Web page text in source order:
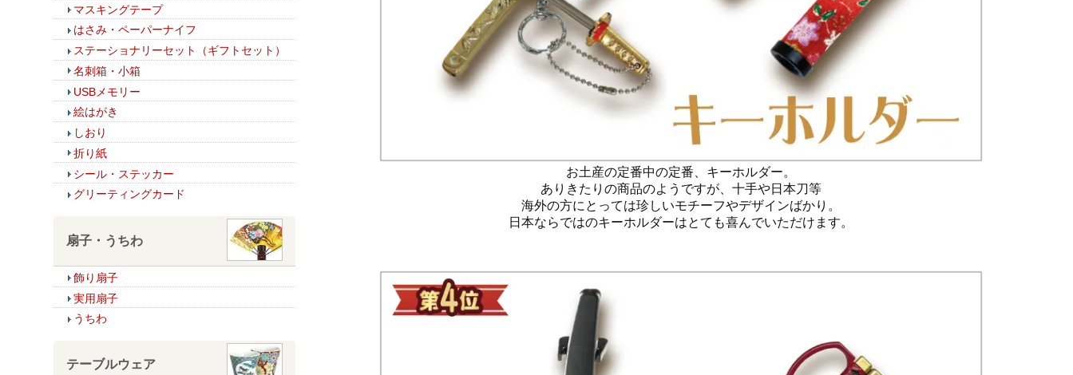
お土産の定番中の定番、キーホルダー。
ありきたりの商品のようですが、十手や日本刀等
海外の方にとっては珍しいモチーフやデザインばかり。
日本ならではのキーホルダーはとても喜んでいただけます。
マスキングテープ
はさみ・ペーパーナイフ
ステーショナリーセット（ギフトセット）
名刺箱・小箱
USBメモリー
絵はがき
しおり
折り紙
シール・ステッカー
グリーティングカード
扇子・うちわ
飾り扇子
実用扇子
うちわ
テーブルウェア